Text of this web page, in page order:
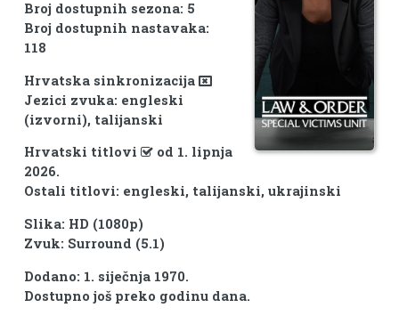
Broj dostupnih sezona: 5
Broj dostupnih nastavaka:
118
Hrvatska sinkronizacija
Jezici zvuka: engleski
(izvorni), talijanski
Hrvatski titlovi
od 1. lipnja
2026.
Ostali titlovi: engleski, talijanski, ukrajinski
Slika: HD (1080p)
Zvuk: Surround (5.1)
Dodano: 1. siječnja 1970.
Dostupno još preko godinu dana.